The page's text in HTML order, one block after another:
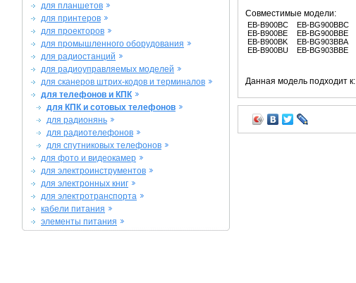
для планшетов
для принтеров
для проекторов
для промышленного оборудования
для радиостанций
для радиоуправляемых моделей
для сканеров штрих-кодов и терминалов
для телефонов и КПК
для КПК и сотовых телефонов
для радионянь
для радиотелефонов
для спутниковых телефонов
для фото и видеокамер
для электроинструментов
для электронных книг
для электротранспорта
кабели питания
элементы питания
Совместимые модели:
EB-B900BC
EB-B900BE
EB-B900BK
EB-B900BU
EB-BG900BBC
EB-BG900BBE
EB-BG903BBA
EB-BG903BBE
Данная модель подходит к: